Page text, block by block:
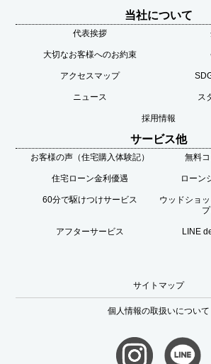
当社について
代表挨拶
大切なお客様へのお約束
アクセスマップ
ニュース ス
採用情報
サービス他
お客様の声（住宅購入体験記） 無料
住宅ローン金利優遇 ローン
60分で駆けつけサービス
ウッドショ
アフターサービス LINE
サイトマップ
個人情報の取扱いについて